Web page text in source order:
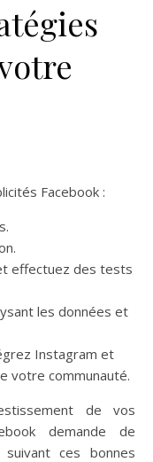
Facebook :
effectuez des tests
les données et
Instagram et
votre communauté.
de vos
demande de
ces bonnes